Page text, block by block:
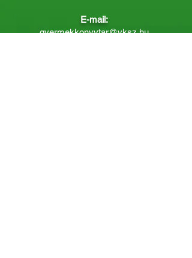
E-mail:
gyermekkonyvtar@vksz.hu